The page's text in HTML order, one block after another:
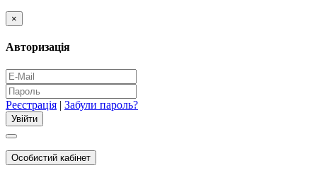
×
Авторизація
Реєстрація | Забули пароль?
Особистий кабінет